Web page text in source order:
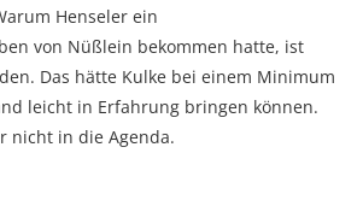
Henseler ein
von Nüßlein bekommen hatte, ist
Das hätte Kulke bei einem Minimum
leicht in Erfahrung bringen können.
nicht in die Agenda.